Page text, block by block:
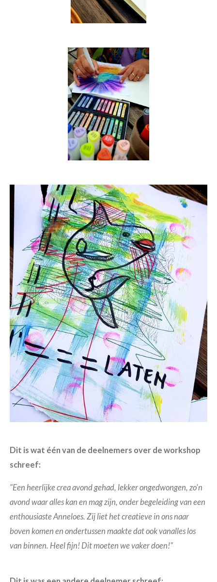
Dit is wat één van de deelnemers over de workshop
schreef:
"Een heerlijke crea avond gehad, lekker ongedwongen, zo'n
avond waar alles kan en mag zijn, onder begeleiding van een
enthousiaste Anneloes. Zij liet het creatieve in ons naar
boven komen en ondertussen maakte dat ook vanalles los
van binnen. Heel fijn! Dit moeten we vaker doen!"